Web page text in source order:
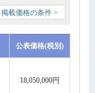
掲載価格の条件 >
公表価格(税別)
18,050,000円